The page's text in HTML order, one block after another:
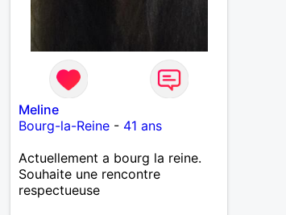
Meline
Bourg-la-Reine - 41 ans
Actuellement a bourg la reine.
Souhaite une rencontre
respectueuse